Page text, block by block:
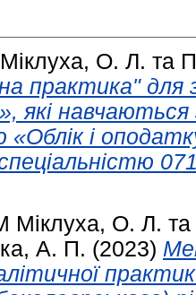
Міклуха, О. Л. та
практика" для
які
і
Міклуха, О. Л. та
А. П. (2023)